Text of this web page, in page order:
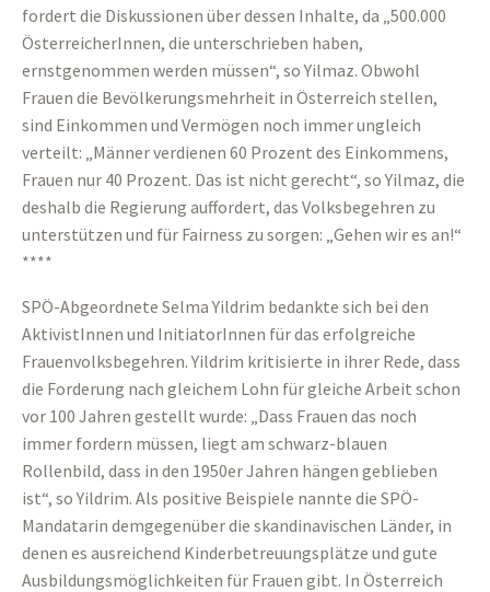
fordert die Diskussionen über dessen Inhalte, da „500.000
ÖsterreicherInnen, die unterschrieben haben,
ernstgenommen werden müssen“, so Yilmaz. Obwohl
Frauen die Bevölkerungsmehrheit in Österreich stellen,
sind Einkommen und Vermögen noch immer ungleich
verteilt: „Männer verdienen 60 Prozent des Einkommens,
Frauen nur 40 Prozent. Das ist nicht gerecht“, so Yilmaz, die
deshalb die Regierung auffordert, das Volksbegehren zu
unterstützen und für Fairness zu sorgen: „Gehen wir es an!“
****
SPÖ-Abgeordnete Selma Yildrim bedankte sich bei den
AktivistInnen und InitiatorInnen für das erfolgreiche
Frauenvolksbegehren. Yildrim kritisierte in ihrer Rede, dass
die Forderung nach gleichem Lohn für gleiche Arbeit schon
vor 100 Jahren gestellt wurde: „Dass Frauen das noch
immer fordern müssen, liegt am schwarz-blauen
Rollenbild, dass in den 1950er Jahren hängen geblieben
ist“, so Yildrim. Als positive Beispiele nannte die SPÖ-
Mandatarin demgegenüber die skandinavischen Länder, in
denen es ausreichend Kinderbetreuungsplätze und gute
Ausbildungsmöglichkeiten für Frauen gibt. In Österreich